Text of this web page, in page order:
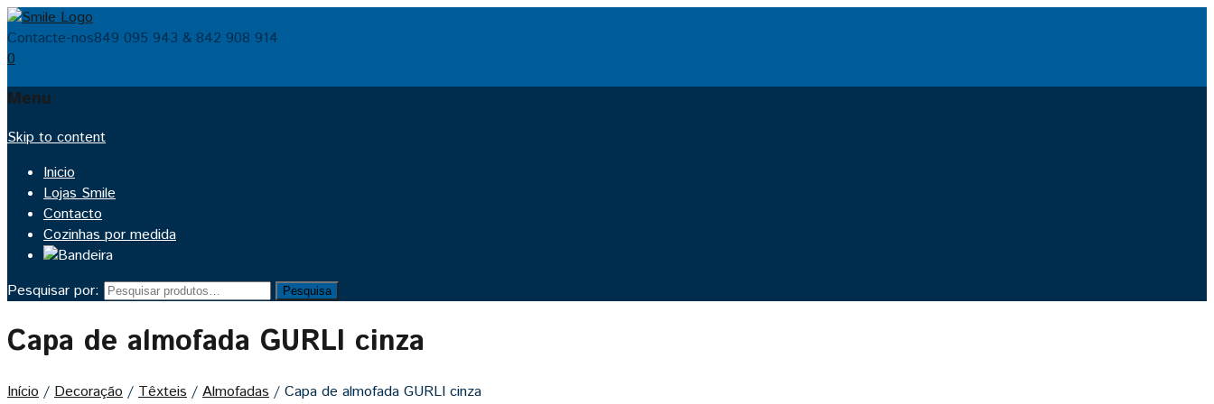
Contacte-nos849 095 943 & 842 908 914
0
Menu
Skip to content
Inicio
Lojas Smile
Contacto
Cozinhas por medida
Pesquisar por: Pesquisa
Capa de almofada GURLI cinza
Início / Decoração / Têxteis / Almofadas / Capa de almofada GURLI cinza